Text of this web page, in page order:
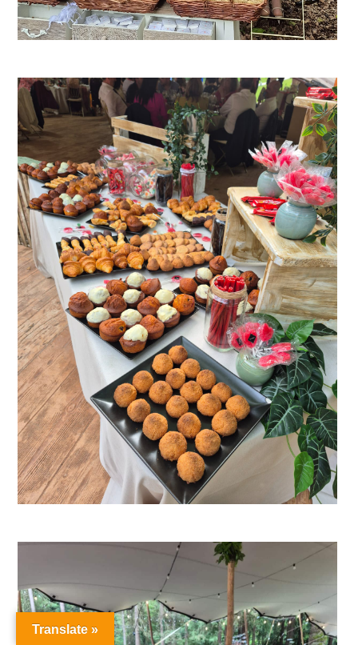
Translate »